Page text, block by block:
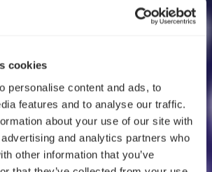
cookies
personalise content and ads, to
features and to analyse our traffic.
about your use of our site with
and analytics partners who
other information that you’ve